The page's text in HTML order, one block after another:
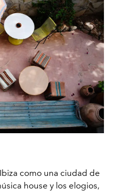
como una ciudad de
house y los elogios,